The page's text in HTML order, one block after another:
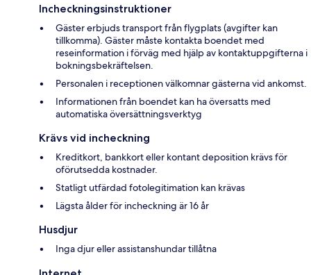
Incheckningsinstruktioner
Gäster erbjuds transport från flygplats (avgifter kan
tillkomma). Gäster måste kontakta boendet med
reseinformation i förväg med hjälp av kontaktuppgifterna i
bokningsbekräftelsen.
Personalen i receptionen välkomnar gästerna vid ankomst.
Informationen från boendet kan ha översatts med
automatiska översättningsverktyg
Krävs vid incheckning
Kreditkort, bankkort eller kontant deposition krävs för
oförutsedda kostnader.
Statligt utfärdad fotolegitimation kan krävas
Lägsta ålder för incheckning är 16 år
Husdjur
Inga djur eller assistanshundar tillåtna